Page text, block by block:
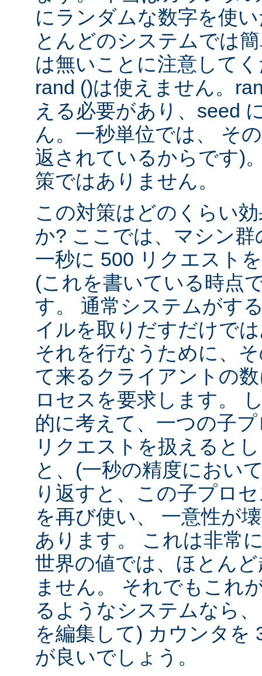
にランダムな数字を使
とんどのシステムでは
は無いことに注意して
rand ()は使えません。
える必要があり、seed
ん。一秒単位では、 そ
返されているからです)
策ではありません。
この対策はどのくらい
か? ここでは、マシン
一秒に 500 リクエスト
(これを書いている時点
す。 通常システムがす
イルを取りだすだけで
それを行なうために、
て来るクライアントの
ロセスを要求します。
的に考えて、一つの子
リクエストを扱えると
と、(一秒の精度におい
り返すと、この子プロ
を再び使い、 一意性が
あります。 これは非常
世界の値では、ほとん
ません。 それでもこれ
るようなシステムなら
を編集して) カウンタを
が良いでしょう。